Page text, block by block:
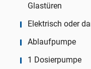
Glastüren
Elektrisch oder
Ablaufpumpe
1 Dosierpumpe